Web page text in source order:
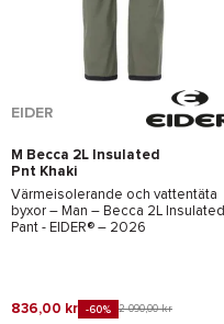
EIDER
M Becca 2L Insulated
Pnt Khaki
Värmeisolerande och vattentäta
byxor – Man – Becca 2L Insulated
Pant - EIDER® – 2026
836,00 kr -60% 2 090,00 kr